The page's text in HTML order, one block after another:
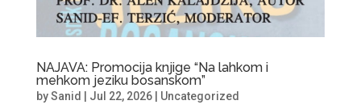
NAJAVA: Promocija knjige “Na lahkom i
mehkom jeziku bosanskom”
bySanid Jul 22, 2026| Uncategorized